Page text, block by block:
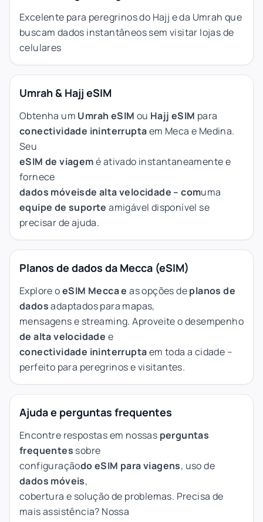
Excelente para peregrinos do Hajj e da Umrah que
buscam dados instantâneos sem visitar lojas de
celulares
Umrah & Hajj eSIM
Obtenha um Umrah eSIM ou Hajj eSIM para
conectividade ininterruptaem Meca e Medina.
Seu
eSIM de viagemé ativado instantaneamente e
fornece
dados móveisde alta velocidade – comuma
equipe de suporte amigável disponível se
precisar de ajuda.
Planos de dados da Mecca (eSIM)
Explore oeSIM Mecca e as opções deplanos de
dadosadaptados para mapas,
mensagens e streaming. Aproveite o desempenho
de alta velocidade e
conectividade ininterruptaem toda a cidade –
perfeito para peregrinos e visitantes.
Ajuda e perguntas frequentes
Encontre respostas em nossas perguntas
frequentes sobre
configuraçãodo eSIM para viagens, uso de
dados móveis,
cobertura e solução de problemas. Precisa de
mais assistência? Nossa